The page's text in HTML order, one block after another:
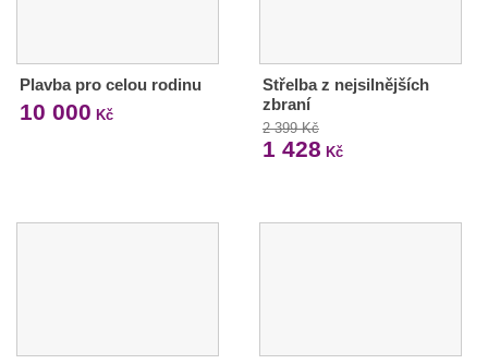
Plavba pro celou rodinu
10 000 Kč
Střelba z nejsilnějších
zbraní
2 399 Kč
1 428 Kč